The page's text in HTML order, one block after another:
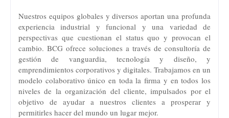
Nuestros equipos globales y diversos aportan una profunda
experiencia industrial y funcional y una variedad de
perspectivas que cuestionan el status quo y provocan el
cambio. BCG ofrece soluciones a través de consultoría de
gestión de vanguardia, tecnología y diseño, y
emprendimientos corporativos y digitales. Trabajamos en un
modelo colaborativo único en toda la firma y en todos los
niveles de la organización del cliente, impulsados por el
objetivo de ayudar a nuestros clientes a prosperar y
permitirles hacer del mundo un lugar mejor.